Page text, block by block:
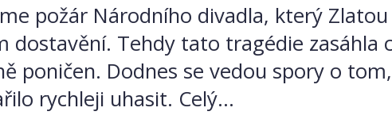
požár Národního divadla, který
Tehdy tato tragédie zasáhla
poničen. Dodnes se vedou spory o
rychleji uhasit. Celý...